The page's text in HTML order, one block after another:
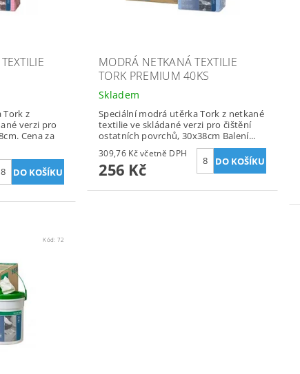
Tork z
verzi pro
Cena za
MODRÁ NETKANÁ TEXTILIE
TORK PREMIUM 40KS
Skladem
Speciální modrá utěrka Tork z netkané
textilie ve skládané verzi pro čištění
ostatních povrchů, 30x38cm Balení...
309,76 Kč včetně DPH
256 Kč
Kód: 72